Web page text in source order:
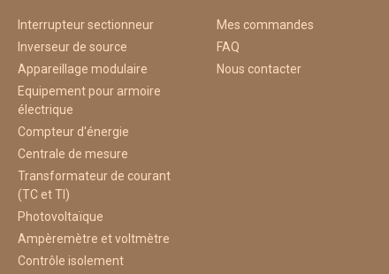
Interrupteur sectionneur
Inverseur de source
Appareillage modulaire
Equipement pour armoire
électrique
Compteur d'énergie
Centrale de mesure
Transformateur de courant
(TC et TI)
Photovoltaïque
Ampèremètre et voltmètre
Contrôle isolement
Mes commandes
FAQ
Nous contacter